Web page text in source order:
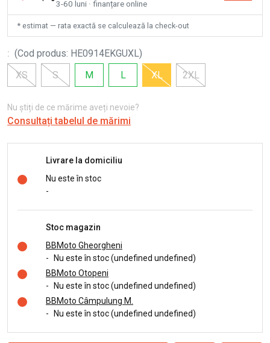
3-60 luni · finanțare online
* estimat — rata exactă se calculează la check-out
: (Cod produs: HE0914EKGUXL)
XS
S M L XL 2XL
Nu știți de ce mărime aveți nevoie?
Consultați tabelul de mărimi
Livrare la domiciliu
Nu este în stoc
-
Stoc magazin
BBMoto Gheorgheni
-
Nu este în stoc (undefined undefined)
BBMoto Otopeni
-
Nu este în stoc (undefined undefined)
BBMoto Câmpulung M.
-
Nu este în stoc (undefined undefined)